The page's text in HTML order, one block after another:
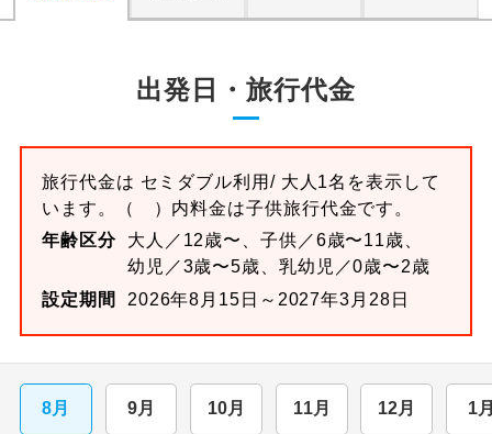
出発日・旅行代金
旅行代金は セミダブル利用/ 大人1名を表示して
います。
（ ）内料金は子供旅行代金です。
年齢区分
大人／12歳〜、子供／6歳〜11歳、
幼児／3歳〜5歳、乳幼児／0歳〜2歳
設定期間
2026年8月15日～2027年3月28日
8月 9月 10月 11月 12月 1